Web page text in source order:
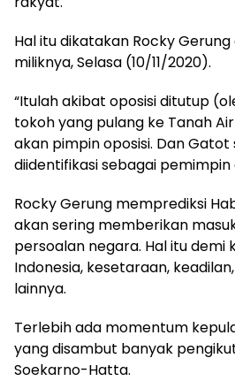
Hal itu dikatakan Rocky
miliknya, Selasa (10/11/2020).
“Itulah akibat oposisi ditutup
tokoh yang pulang ke Tanah
akan pimpin oposisi. Dan Gatot
diidentifikasi sebagai pemimpin
Rocky Gerung memprediksi
akan sering memberikan
persoalan negara. Hal itu demi
Indonesia, kesetaraan,
lainnya.
Terlebih ada momentum
yang disambut banyak
Soekarno-Hatta.